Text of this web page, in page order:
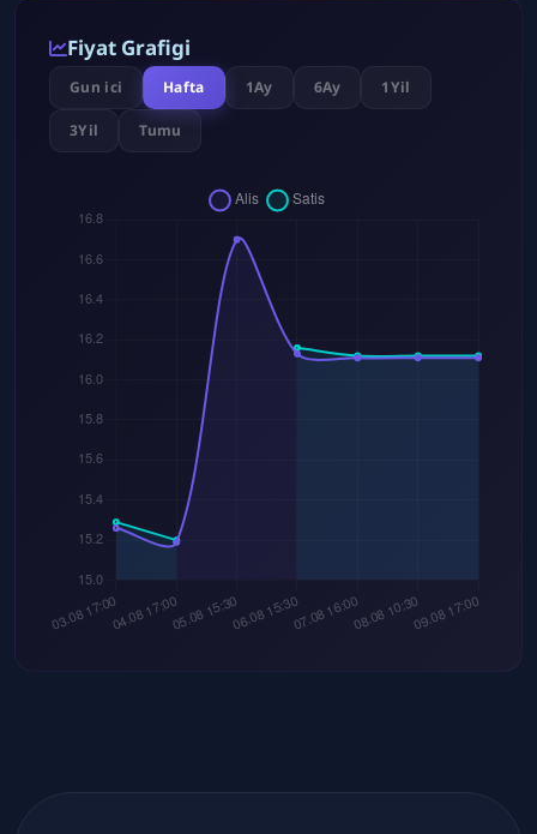
Fiyat Grafigi
Gun ici Hafta 1Ay 6Ay 1Yil
3Yil Tumu